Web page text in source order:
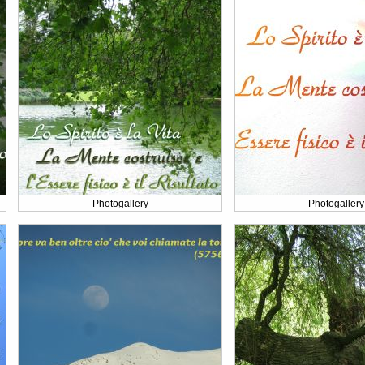
Photogallery Photogallery